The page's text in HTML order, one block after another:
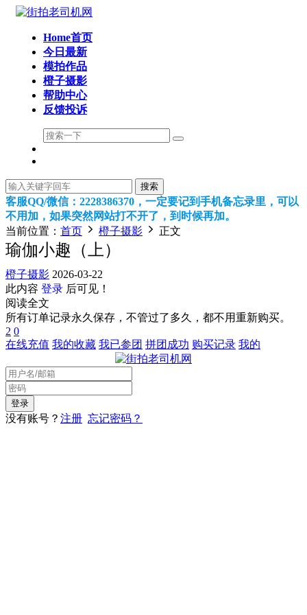
Home首页
今日最新
模拍作品
橙子摄影
帮助中心
反馈投诉
搜索
客服QQ/微信：2228386370，一定要记到手机备忘录里，可以
不用加，如果突然网站打不开了，到时候再加。
当前位置： 首页 橙子摄影 正文
瑜伽小趣（上）
橙子摄影 2026-03-22
此内容 登录 后可见！
阅读全文
所有订单记录永久保存，不管过了多久，都不用重新购买。
2 0
在线充值 我的收藏 我已参团 拼团成功 购买记录 我的
没有账号？ 注册 忘记密码？